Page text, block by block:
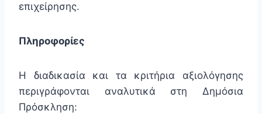
επιχείρησης.
Πληροφορίες
Η διαδικασία και τα κριτήρια αξιολόγησης
περιγράφονται αναλυτικά στη Δημόσια
Πρόσκληση: